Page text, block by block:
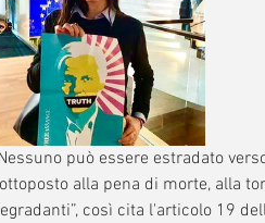
può essere estradato
alla pena di morte, alla
così cita l'articolo 19